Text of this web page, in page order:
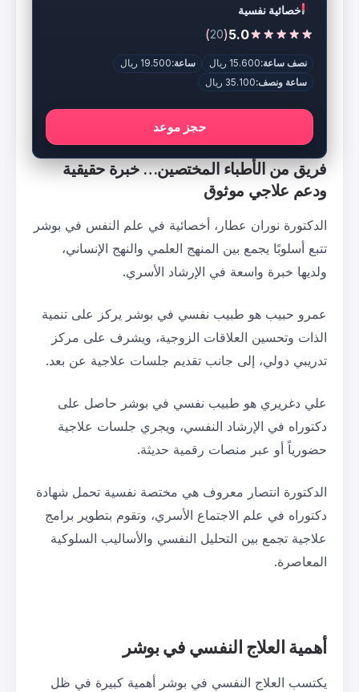
اخصائية نفسية
5.0
(
20
)
نصف ساعة:15.600 ريال ساعة:19.500 ريال
ساعة ونصف:35.100 ريال
حجز موعد
فريق من الأطباء المختصين… خبرة حقيقية
ودعم علاجي موثوق
الدكتورة نوران عطار، أخصائية في علم النفس في بوشر
تتبع أسلوبًا يجمع بين المنهج العلمي والنهج الإنساني،
ولديها خبرة واسعة في الإرشاد الأسري.
عمرو حبيب هو طبيب نفسي في بوشر يركز على تنمية
الذات وتحسين العلاقات الزوجية، ويشرف على مركز
تدريبي دولي، إلى جانب تقديم جلسات علاجية عن بعد.
علي دغريري هو طبيب نفسي في بوشر حاصل على
دكتوراه في الإرشاد النفسي، ويجري جلسات علاجية
حضورياً أو عبر منصات رقمية حديثة.
الدكتورة انتصار معروف هي مختصة نفسية تحمل شهادة
دكتوراه في علم الاجتماع الأسري، وتقوم بتطوير برامج
علاجية تجمع بين التحليل النفسي والأساليب السلوكية
المعاصرة.
أهمية العلاج النفسي في بوشر
يكتسب العلاج النفسي في بوشر أهمية كبيرة في ظل